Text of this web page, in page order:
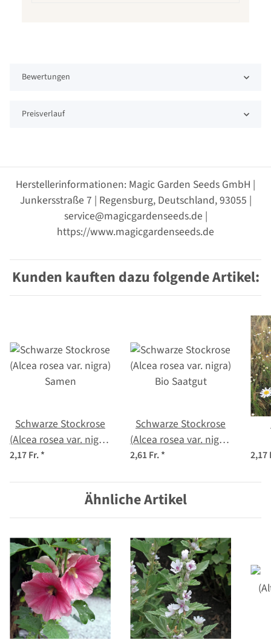
Bewertungen
Preisverlauf
Herstellerinformationen: Magic Garden Seeds GmbH |
Junkersstraße 7 | Regensburg, Deutschland, 93055 |
service@magicgardenseeds.de |
https://www.magicgardenseeds.de
Kunden kauften dazu folgende Artikel:
Schwarze Stockrose
(Alcea rosea var. nigra)
2,17 Fr.*
Schwarze Stockrose
(Alcea rosea var. nigra)
Bio Saatgut
2,61 Fr.* 2,17
Ähnliche Artikel